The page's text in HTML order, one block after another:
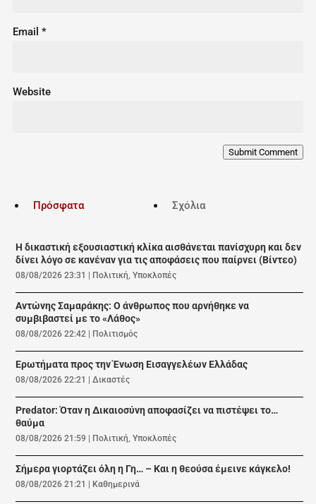
Email *
Website
Submit Comment
Πρόσφατα Σχόλια
Η δικαστική εξουσιαστική κλίκα αισθάνεται πανίσχυρη και δεν
δίνει λόγο σε κανέναν για τις αποφάσεις που παίρνει (Βίντεο)
08/08/2026 23:31 | Πολιτική ,Υποκλοπές
Αντώνης Σαμαράκης: Ο άνθρωπος που αρνήθηκε να
συμβιβαστεί με το «Λάθος»
08/08/2026 22:42 | Πολιτισμός
Ερωτήματα προς την Ένωση Εισαγγελέων Ελλάδας
08/08/2026 22:21 |Δικαστές
Predator: Όταν η Δικαιοσύνη αποφασίζει να πιστέψει το…
θαύμα
08/08/2026 21:59 | Πολιτική ,Υποκλοπές
Σήμερα γιορτάζει όλη η Γη… – Και η θεούσα έμεινε κάγκελο!
08/08/2026 21:21 | Καθημερινά